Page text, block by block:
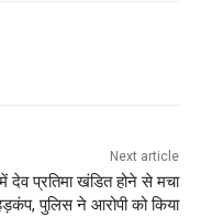
Next article
देव प्रतिमा खंडित होने से मचा
पुलिस ने आरोपी को किया